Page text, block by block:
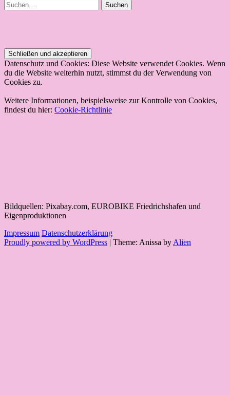
Suchen
nach:
Datenschutz und Cookies: Diese Website verwendet Cookies. Wenn
du die Website weiterhin nutzt, stimmst du der Verwendung von
Cookies zu.
Weitere Informationen, beispielsweise zur Kontrolle von Cookies,
findest du hier: Cookie-Richtlinie
Bildquellen: Pixabay.com, EUROBIKE Friedrichshafen und
Eigenproduktionen
Impressum Datenschutzerklärung
Proudly powered by WordPress | Theme: Anissa by Alien